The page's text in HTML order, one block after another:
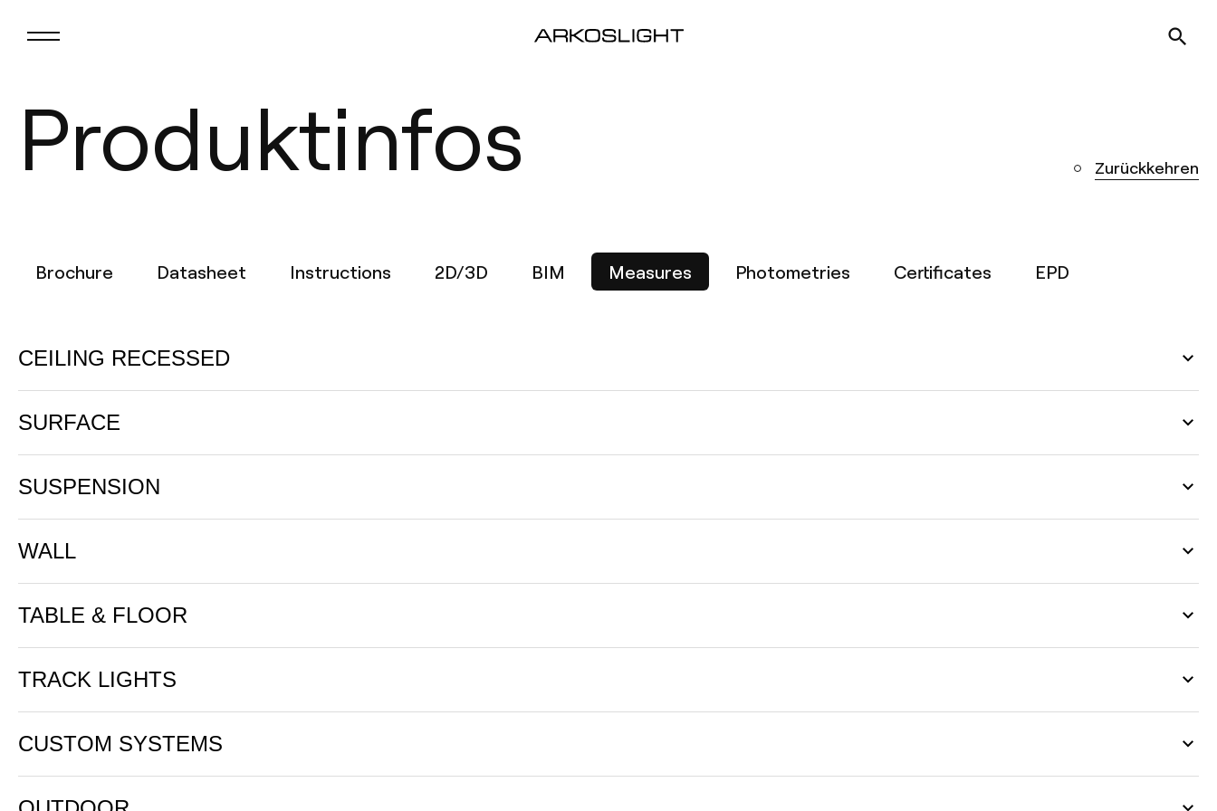
Produktinfos Zurückkehren
Brochure Datasheet Instructions 2D/3D BIM Measures Photometries Certificates EPD
CEILING RECESSED
SURFACE
SUSPENSION
WALL
TABLE & FLOOR
TRACK LIGHTS
CUSTOM SYSTEMS